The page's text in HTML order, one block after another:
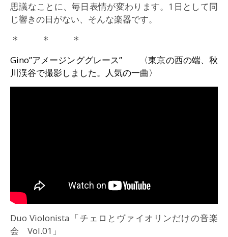
思議なことに、毎日表情が変わります。1日として同
じ響きの日がない、そんな楽器です。
＊ ＊ ＊
Gino”アメージンググレース” 〈東京の西の端、秋
川渓谷で撮影しました。人気の一曲〉
Duo Violonista「チェロとヴァイオリンだけの音楽
会 Vol.01」